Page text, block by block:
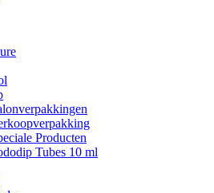
Producten
Tubes 10 ml